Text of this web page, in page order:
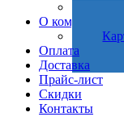
О компании
Оплата
Доставка
Прайс-лист
Скидки
Контакты